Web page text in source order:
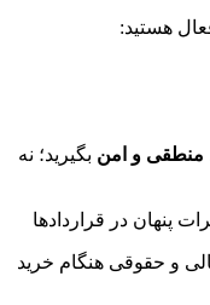
هستید:
منطقی و امن بگیرید؛ نه
پنهان در قراردادها
و حقوقی هنگام خرید